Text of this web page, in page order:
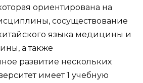
ориентирована на
сосуществование
языка медицины и
а также
развитие нескольких
имеет 1 учебную